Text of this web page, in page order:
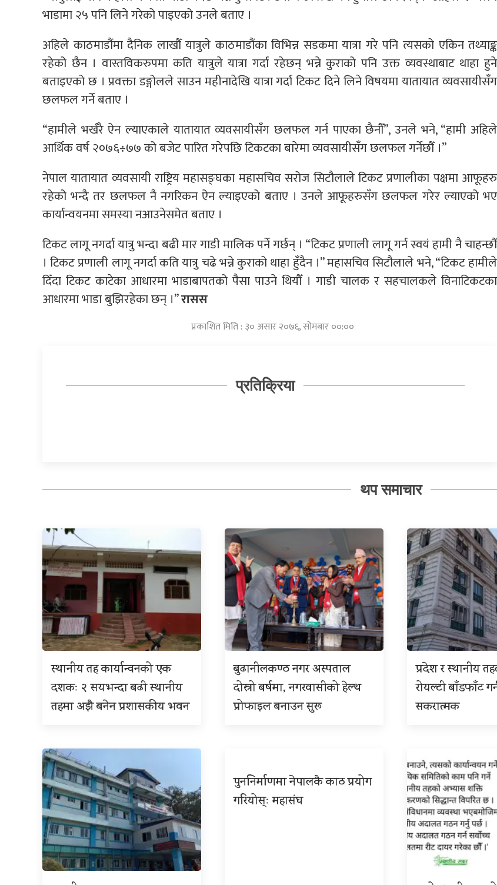
भाडामा २५ पनि लिने गरेको पाइएको उनले बताए ।
अहिले काठमाडौंमा दैनिक लाखौँ यात्रुले काठमाडौंका विभिन्न सडकमा यात्रा गरे पनि त्यसको एकिन तथ्याङ्क
रहेको छैन । वास्तविकरुपमा कति यात्रुले यात्रा गर्दा रहेछन् भन्ने कुराको पनि उक्त व्यवस्थाबाट थाहा हुने
बताइएको छ । प्रवक्ता डङ्गोलले साउन महीनादेखि यात्रा गर्दा टिकट दिने लिने विषयमा यातायात व्यवसायीसँग
छलफल गर्ने बताए ।
“हामीले भर्खरै ऐन ल्याएकाले यातायात व्यवसायीसँग छलफल गर्न पाएका छैनौँ”, उनले भने, “हामी अहिले
आर्थिक वर्ष २०७६÷७७ को बजेट पारित गरेपछि टिकटका बारेमा व्यवसायीसँग छलफल गर्नेछौँ ।”
नेपाल यातायात व्यवसायी राष्ट्रिय महासङ्घका महासचिव सरोज सिटौलाले टिकट प्रणालीका पक्षमा आफूहरु
रहेको भन्दै तर छलफल नै नगरिकन ऐन ल्याइएको बताए । उनले आफूहरुसँग छलफल गरेर ल्याएको भए
कार्यान्वयनमा समस्या नआउनेसमेत बताए ।
टिकट लागू नगर्दा यात्रु भन्दा बढी मार गाडी मालिक पर्ने गर्छन् । “टिकट प्रणाली लागू गर्न स्वयं हामी नै चाहन्छौँ
। टिकट प्रणाली लागू नगर्दा कति यात्रु चढे भन्ने कुराको थाहा हुँदैन ।” महासचिव सिटौलाले भने, “टिकट हामीले
दिँदा टिकट काटेका आधारमा भाडाबापतको पैसा पाउने थियौँ । गाडी चालक र सहचालकले विनाटिकटका
आधारमा भाडा बुझिरहेका छन् ।”रासस
प्रकाशित मिति : ३० असार २०७६, सोमबार ००:००
प्रतिक्रिया
थप समाचार
स्थानीय तह कार्यान्वनको एक
दशकः २ सयभन्दा बढी स्थानीय
तहमा अझै बनेन प्रशासकीय भवन
बुढानीलकण्ठ नगर अस्पताल
दोस्रो बर्षमा, नगरवासीको हेल्थ
प्रोफाइल बनाउन सुरू
प्रदेश र स्थानीय
रोयल्टी बाँडफाँट
सकरात्मक
पुननिर्माणमा नेपालकै काठ प्रयोग
गरियोस्ः महासंघ